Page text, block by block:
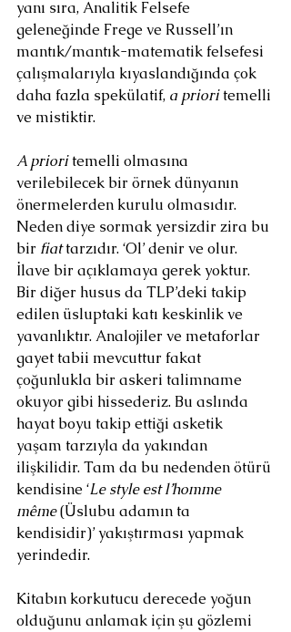
yanı sıra, Analitik Felsefe
geleneğinde Frege ve Russell’ın
mantık/mantık-matematik felsefesi
çalışmalarıyla kıyaslandığında çok
daha fazla spekülatif, a priori temelli
ve mistiktir.
A priori temelli olmasına
verilebilecek bir örnek dünyanın
önermelerden kurulu olmasıdır.
Neden diye sormak yersizdir zira bu
bir fiat tarzıdır. ‘Ol’ denir ve olur.
İlave bir açıklamaya gerek yoktur.
Bir diğer husus da TLP’deki takip
edilen üsluptaki katı keskinlik ve
yavanlıktır. Analojiler ve metaforlar
gayet tabii mevcuttur fakat
çoğunlukla bir askeri talimname
okuyor gibi hissederiz. Bu aslında
hayat boyu takip ettiği asketik
yaşam tarzıyla da yakından
ilişkilidir. Tam da bu nedenden ötürü
kendisine ‘Le style est l’homme
même (Üslubu adamın ta
kendisidir)’ yakıştırması yapmak
yerindedir.
Kitabın korkutucu derecede yoğun
olduğunu anlamak için şu gözlemi